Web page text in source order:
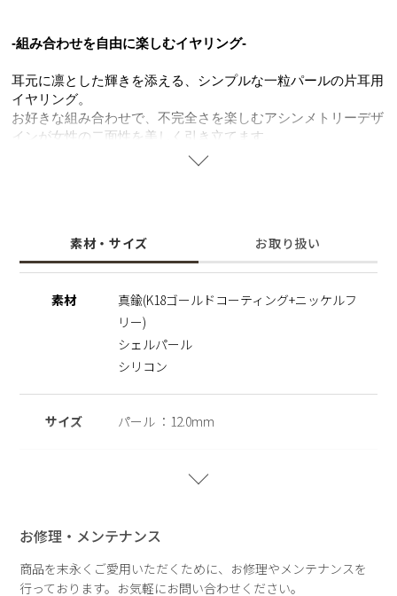
-組み合わせを自由に楽しむイヤリング-
耳元に凛とした輝きを添える、シンプルな一粒パールの片耳用
イヤリング。
お好きな組み合わせで、不完全さを楽しむアシンメトリーデザ
インが女性の二面性を美しく引き立てます。
同シリーズと組み合わせてアシンメトリーに仕上げたり、イヤ
ーカフと重ね付けして華やかさをプラスするのもおすすめ。
いただけます。
また、ニッケルフリーを使用することで肌にやさしく、金属ア
レルギーの方でも安心してご使用いただけます。
金属製のアクセサリーに含まれるニッケルで引き起こるアレル
ギーを防ぐために、ニッケルをほぼ含まずに作られた素材を指
す。
※1点のみでの販売です。両耳でご着用の場合は2点ご注文くだ
さい。
素材・サイズ お取り扱い
素材
真鍮(K18ゴールドコーティング+ニッケルフ
リー)
シェルパール
シリコン
サイズ パール ：12.0mm
片耳：約3.0g
お修理・メンテナンス
商品を末永くご愛用いただくために、お修理やメンテナンスを
行っております。お気軽にお問い合わせください。